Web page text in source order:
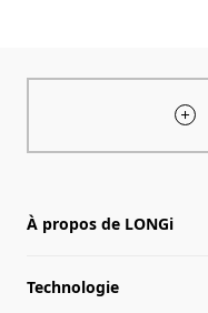
À propos de LONGi
À propos de LONGi
Technologie